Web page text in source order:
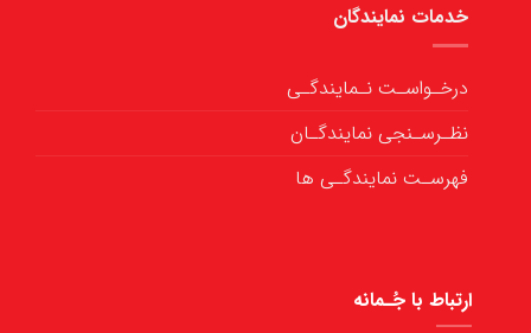
خدمات نمایندگان
درخـواسـت نـمایندگـی
نظـرسـنجی نمایندگـان
فهرسـت نمایندگـی ها
ارتباط با جُـمانه